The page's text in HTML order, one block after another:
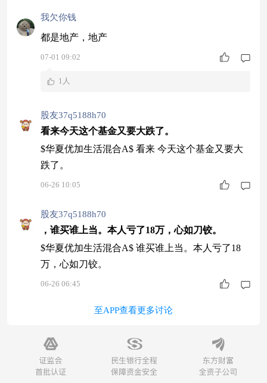
我欠你钱
都是地产，地产
07-01 09:02
1人
股友37q5188h70
看来今天这个基金又要大跌了。
$华夏优加生活混合A$ 看来 今天这个基金又要大
跌了。
06-26 10:05
股友37q5188h70
，谁买谁上当。本人亏了18万，心如刀铰。
$华夏优加生活混合A$ 谁买谁上当。本人亏了18
万，心如刀铰。
06-26 06:45
至APP查看更多讨论